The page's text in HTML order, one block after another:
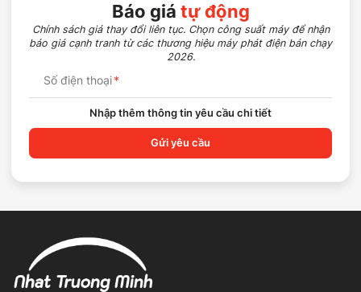
Báo giá tự động
Chính sách giá thay đổi liên tục. Chọn công suất máy để nhận
báo giá cạnh tranh từ các thương hiệu máy phát điện bán chạy
2026.
Số điện thoại*
Nhập thêm thông tin yêu cầu chi tiết
Gửi yêu cầu